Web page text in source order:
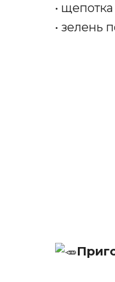
•
• зелень